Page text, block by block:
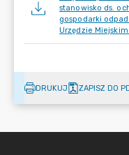
stanowisko ds.
gospodarki
Urzędzie
DRUKUJ ZAPISZ DO